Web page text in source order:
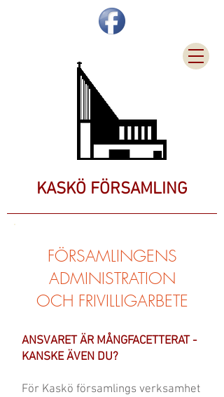
KASKÖ FÖRSAMLING
FÖRSAMLINGENS
ADMINISTRATION
OCH FRIVILLIGARBETE
ANSVARET ÄR MÅNGFACETTERAT -
KANSKE ÄVEN DU?
För Kaskö församlings verksamhet